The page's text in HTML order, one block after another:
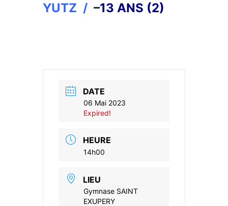
YUTZ / –13 ANS (2)
DATE
06 Mai 2023
Expired!
HEURE
14h00
LIEU
Gymnase SAINT
EXUPERY